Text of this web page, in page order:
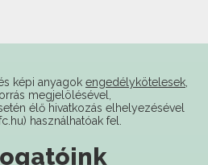
élő hivatkozás elhelyezésével
használhatóak fel.